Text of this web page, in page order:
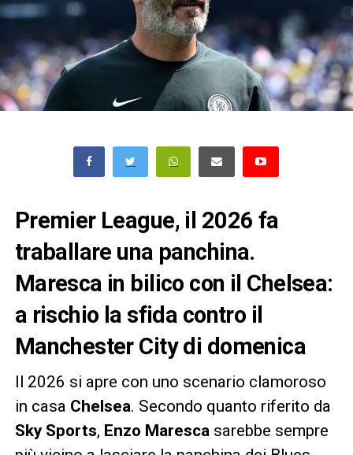
Premier League, il 2026 fa
traballare una panchina.
Maresca in bilico con il Chelsea:
a rischio la sfida contro il
Manchester City di domenica
Il 2026 si apre con uno scenario clamoroso
in casa Chelsea. Secondo quanto riferito da
Sky Sports, Enzo Maresca sarebbe sempre